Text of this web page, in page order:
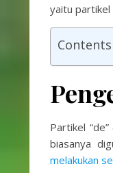
yaitu partikel
Contents
Partikel
biasanya
melakukan